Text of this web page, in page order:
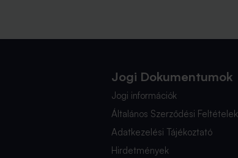
Jogi Dokumentumok
Jogi információk
Általános Szerződési Feltételek
Adatkezelési Tájékoztató
Hirdetmények